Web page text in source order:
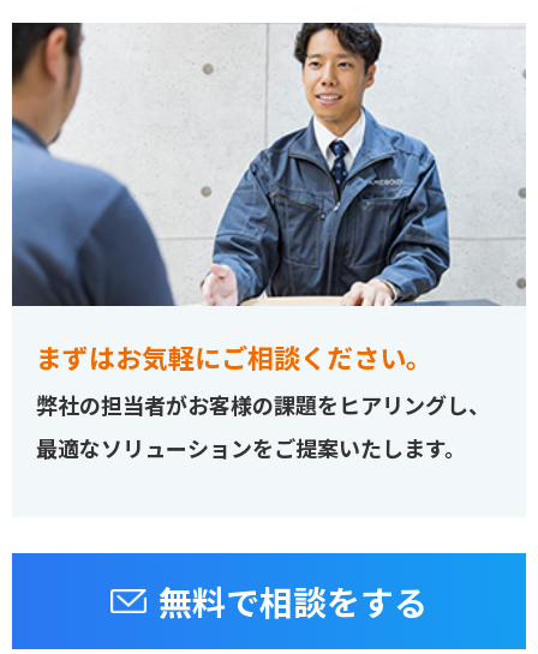
まずはお気軽にご相談ください。
弊社の担当者がお客様の課題をヒアリングし、
最適なソリューションをご提案いたします。
無料で相談をする